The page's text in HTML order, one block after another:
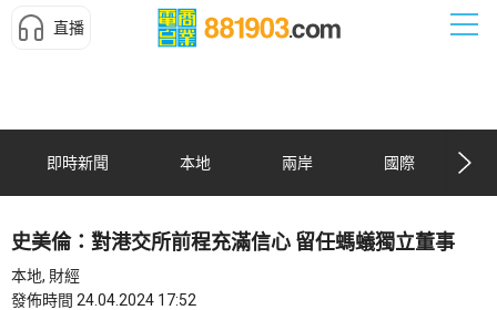
直播
即時新聞 本地 兩岸 國際
史美倫：對港交所前程充滿信心 留任螞蟻獨立董事
本地, 財經
發佈時間 24.04.2024 17:52